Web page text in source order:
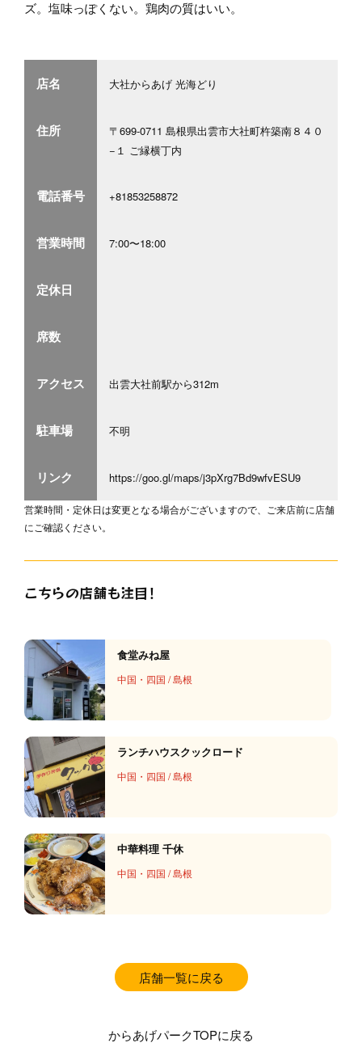
ズ。塩味っぽくない。鶏肉の質はいい。
店名 大社からあげ 光海どり
住所
〒699-0711 島根県出雲市大社町杵築南８４０
−１ ご縁横丁内
電話番号 +81853258872
営業時間 7:00〜18:00
定休日
席数
アクセス 出雲大社前駅から312m
駐車場 不明
リンク https://goo.gl/maps/j3pXrg7Bd9wfvESU9
営業時間・定休日は変更となる場合がございますので、ご来店前に店舗
にご確認ください。
こちらの店舗も注目！
食堂みね屋
中国・四国 /島根
ランチハウスクックロード
中国・四国 /島根
中華料理 千休
中国・四国 /島根
店舗一覧に戻る
からあげパークTOPに戻る